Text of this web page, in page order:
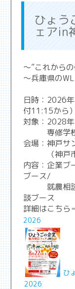
ひょ
ェアin
～”これから
～兵庫県の
日時：2026
付11:15から）
対象：2028
専修学校
会場：神戸
（神戸市
内容：企業ブ
ブース/
就農相談
談ブース
詳細はこちら
2026
ひ
2026